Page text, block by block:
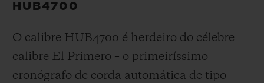
HUB4700
O calibre HUB4700 é herdeiro do célebre
calibre El Primero – o primeiríssimo
cronógrafo de corda automática de tipo